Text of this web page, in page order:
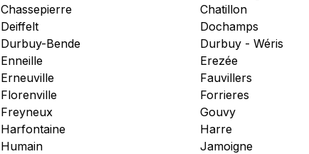
Chassepierre Chatillon
Deiffelt Dochamps
Durbuy-Bende Durbuy - Wéris
Enneille Erezée
Erneuville Fauvillers
Florenville Forrieres
Freyneux Gouvy
Harfontaine Harre
Humain Jamoigne